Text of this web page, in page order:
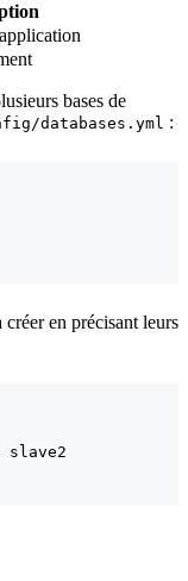
bases de
databases.yml :
créer en précisant leurs